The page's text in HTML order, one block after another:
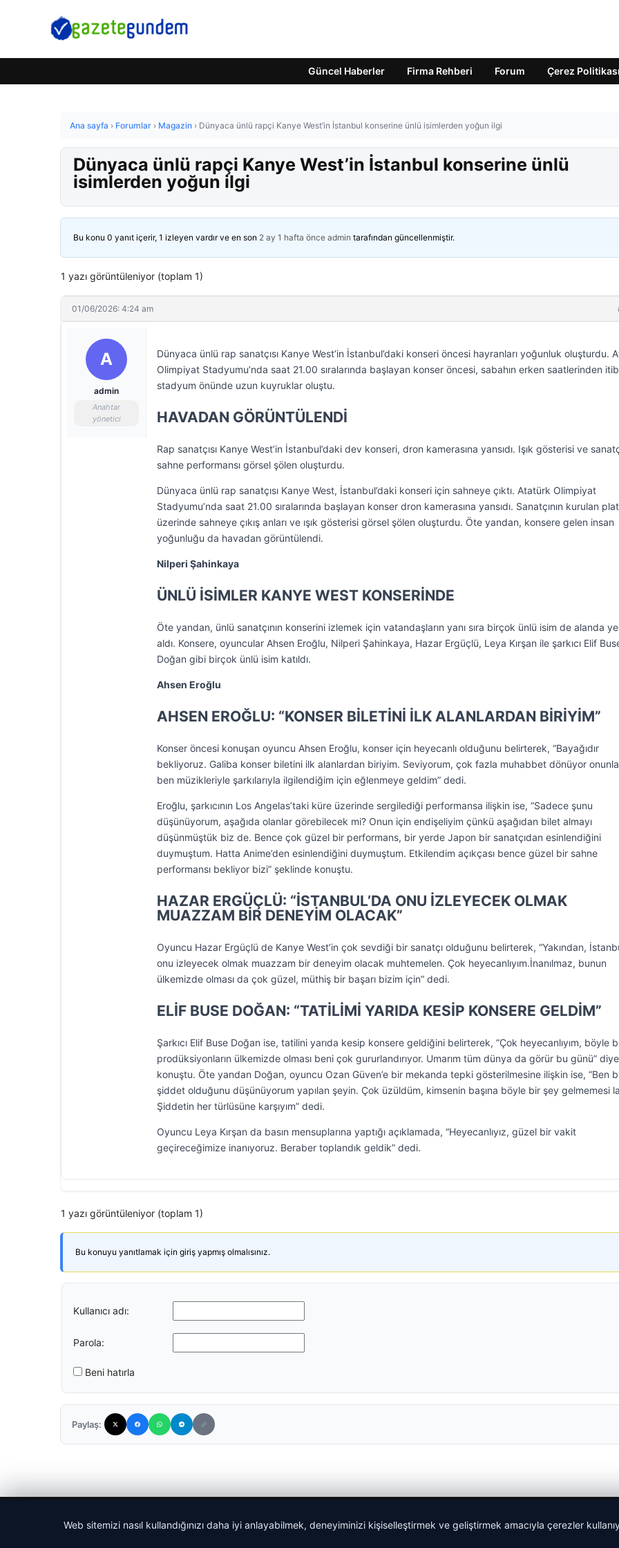
Güncel Haberler Firma Rehberi Forum Çerez Politikası
Ana sayfa › Forumlar › Magazin › Dünyaca ünlü rapçi Kanye West’in İstanbul konserine ünlü isimlerden yoğun ilgi
Dünyaca ünlü rapçi Kanye West’in İstanbul konserine ünlü
isimlerden yoğun ilgi
Bu konu 0 yanıt içerir, 1 izleyen vardır ve en son 2 ay 1 hafta önce admin tarafından güncellenmiştir.
1 yazı görüntüleniyor (toplam 1)
01/06/2026: 4:24 am
A
admin
Anahtar
yönetici
Dünyaca ünlü rap sanatçısı Kanye West’in İstanbul’daki konseri öncesi hayranları yoğunluk oluşturdu.
Olimpiyat Stadyumu’nda saat 21.00 sıralarında başlayan konser öncesi, sabahın erken saatlerinden
stadyum önünde uzun kuyruklar oluştu.
HAVADAN GÖRÜNTÜLENDİ
Rap sanatçısı Kanye West’in İstanbul’daki dev konseri, dron kamerasına yansıdı. Işık gösterisi ve
sahne performansı görsel şölen oluşturdu.
Dünyaca ünlü rap sanatçısı Kanye West, İstanbul’daki konseri için sahneye çıktı. Atatürk Olimpiyat
Stadyumu’nda saat 21.00 sıralarında başlayan konser dron kamerasına yansıdı. Sanatçının kurulan
üzerinde sahneye çıkış anları ve ışık gösterisi görsel şölen oluşturdu. Öte yandan, konsere gelen insan
yoğunluğu da havadan görüntülendi.
Nilperi Şahinkaya
ÜNLÜ İSİMLER KANYE WEST KONSERİNDE
Öte yandan, ünlü sanatçının konserini izlemek için vatandaşların yanı sıra birçok ünlü isim de alanda
aldı. Konsere, oyuncular Ahsen Eroğlu, Nilperi Şahinkaya, Hazar Ergüçlü, Leya Kırşan ile şarkıcı Elif
Doğan gibi birçok ünlü isim katıldı.
Ahsen Eroğlu
AHSEN EROĞLU: “KONSER BİLETİNİ İLK ALANLARDAN BİRİYİM”
Konser öncesi konuşan oyuncu Ahsen Eroğlu, konser için heyecanlı olduğunu belirterek, “Bayağıdır
bekliyoruz. Galiba konser biletini ilk alanlardan biriyim. Seviyorum, çok fazla muhabbet dönüyor
ben müzikleriyle şarkılarıyla ilgilendiğim için eğlenmeye geldim” dedi.
Eroğlu, şarkıcının Los Angelas’taki küre üzerinde sergilediği performansa ilişkin ise, “Sadece şunu
düşünüyorum, aşağıda olanlar görebilecek mi? Onun için endişeliyim çünkü aşağıdan bilet almayı
düşünmüştük biz de. Bence çok güzel bir performans, bir yerde Japon bir sanatçıdan esinlendiğini
duymuştum. Hatta Anime’den esinlendiğini duymuştum. Etkilendim açıkçası bence güzel bir sahne
performansı bekliyor bizi” şeklinde konuştu.
HAZAR ERGÜÇLÜ: “İSTANBUL’DA ONU İZLEYECEK OLMAK
MUAZZAM BİR DENEYİM OLACAK”
Oyuncu Hazar Ergüçlü de Kanye West’in çok sevdiği bir sanatçı olduğunu belirterek, “Yakından,
onu izleyecek olmak muazzam bir deneyim olacak muhtemelen. Çok heyecanlıyım.İnanılmaz, bunun
ülkemizde olması da çok güzel, müthiş bir başarı bizim için” dedi.
ELİF BUSE DOĞAN: “TATİLİMİ YARIDA KESİP KONSERE GELDİM”
Şarkıcı Elif Buse Doğan ise, tatilini yarıda kesip konsere geldiğini belirterek, “Çok heyecanlıyım, böyle
prodüksiyonların ülkemizde olması beni çok gururlandırıyor. Umarım tüm dünya da görür bu günü” diye
konuştu. Öte yandan Doğan, oyuncu Ozan Güven’e bir mekanda tepki gösterilmesine ilişkin ise, “Ben
şiddet olduğunu düşünüyorum yapılan şeyin. Çok üzüldüm, kimsenin başına böyle bir şey gelmemesi
Şiddetin her türlüsüne karşıyım” dedi.
Oyuncu Leya Kırşan da basın mensuplarına yaptığı açıklamada, “Heyecanlıyız, güzel bir vakit
geçireceğimize inanıyoruz. Beraber toplandık geldik” dedi.
1 yazı görüntüleniyor (toplam 1)
Bu konuyu yanıtlamak için giriş yapmış olmalısınız.
Kullanıcı adı:
Parola:
Beni hatırla
Paylaş:
Web sitemizi nasıl kullandığınızı daha iyi anlayabilmek, deneyiminizi kişiselleştirmek ve geliştirmek amacıyla çerezler